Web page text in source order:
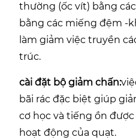
thường (ốc vít) bằng
bằng các miếng đệm -
làm giảm việc truyền
trúc.
cài đặt bộ giảm chấn:
bãi rác đặc biệt giúp
cơ học và tiếng ồn
hoạt động của quạt.